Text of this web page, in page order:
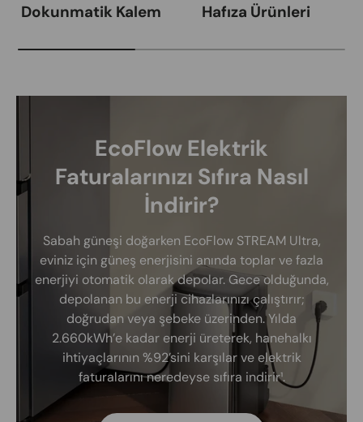
Dokunmatik Kalem Hafıza Ürünleri
EcoFlow Elektrik
Faturalarınızı Sıfıra Nasıl
İndirir?
Sabah güneşi doğarken EcoFlow STREAM Ultra,
eviniz için güneş enerjisini anında toplar ve fazla
enerjiyi otomatik olarak depolar. Gece olduğunda,
depolanan bu enerji cihazlarınızı çalıştırır;
doğrudan veya şebeke üzerinden. Yılda
2.660kWh’e kadar enerji üreterek, hanehalkı
ihtiyaçlarının %92’sini karşılar ve elektrik
faturalarını neredeyse sıfıra indirir¹.